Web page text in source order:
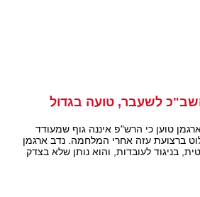
לשעבר, טועה בגדול
טוען כי הרש"פ איננה גוף שמעודד
ברצועת עזה אחרי המלחמה. נדב ארגמן
בניגוד לעובדות, והוא נותן שלא בצדק